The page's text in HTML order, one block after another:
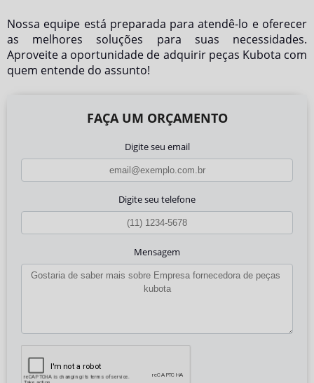
Nossa equipe está preparada para atendê-lo e oferecer
as melhores soluções para suas necessidades.
Aproveite a oportunidade de adquirir peças Kubota com
quem entende do assunto!
FAÇA UM ORÇAMENTO
Digite seu email
Digite seu telefone
Mensagem